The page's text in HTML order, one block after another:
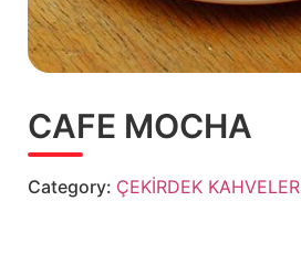
CAFE MOCHA
Category: ÇEKİRDEK KAHVELER